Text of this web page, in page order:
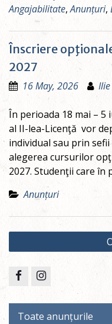
Angajabilitate,Anunțuri,
Înscriere
2027
16 May, 2026
În perioada 18 mai –
al II-lea-Licenţă vor
individual sau prin
alegerea cursurilor
2027. Studenţii care în
Anunțuri
Posts
navigation
FacebookInstagram
Toate anunțurile